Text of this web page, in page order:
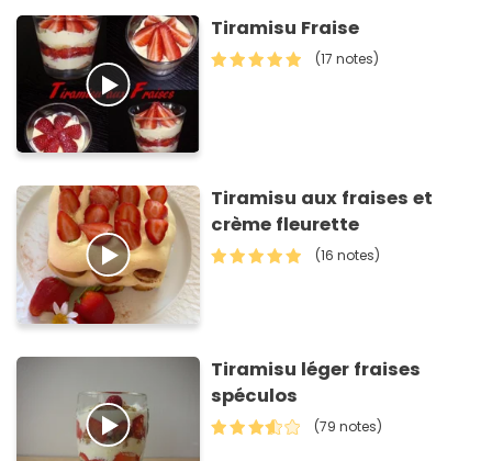
Tiramisu Fraise
(17 notes)
Tiramisu aux fraises et
crème fleurette
(16 notes)
Tiramisu léger fraises
spéculos
(79 notes)